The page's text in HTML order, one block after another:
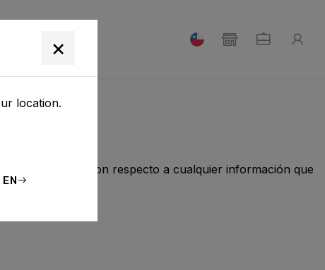
su privacidad con respecto a cualquier información que
×
location.